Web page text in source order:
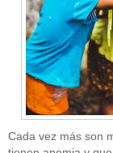
Cada vez más son